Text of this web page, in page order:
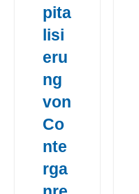
pita
lisi
eru
ng
von
Co
nte
rga